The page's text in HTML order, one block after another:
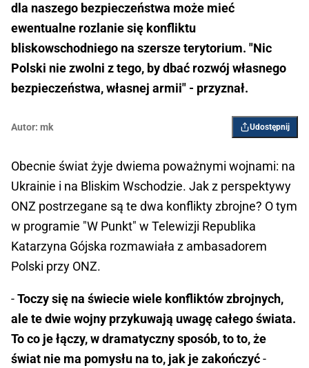
dla naszego bezpieczeństwa może mieć
ewentualne rozlanie się konfliktu
bliskowschodniego na szersze terytorium. "Nic
Polski nie zwolni z tego, by dbać rozwój własnego
bezpieczeństwa, własnej armii" - przyznał.
Autor: mk Udostępnij
Obecnie świat żyje dwiema poważnymi wojnami: na
Ukrainie i na Bliskim Wschodzie. Jak z perspektywy
ONZ postrzegane są te dwa konflikty zbrojne? O tym
w programie "W Punkt" w Telewizji Republika
Katarzyna Gójska rozmawiała z ambasadorem
Polski przy ONZ.
-Toczy się na świecie wiele konfliktów zbrojnych,
ale te dwie wojny przykuwają uwagę całego świata.
To co je łączy, w dramatyczny sposób, to to, że
świat nie ma pomysłu na to, jak je zakończyć-